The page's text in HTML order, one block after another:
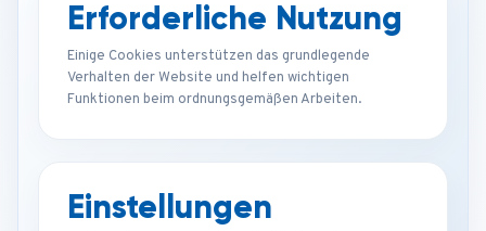
Erforderliche Nutzung
Einige Cookies unterstützen das grundlegende
Verhalten der Website und helfen wichtigen
Funktionen beim ordnungsgemäßen Arbeiten.
Einstellungen